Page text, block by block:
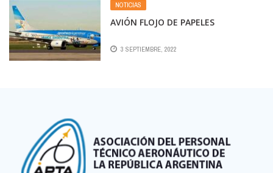
NOTICIAS
AVIÓN FLOJO DE PAPELES
3 SEPTIEMBRE, 2022